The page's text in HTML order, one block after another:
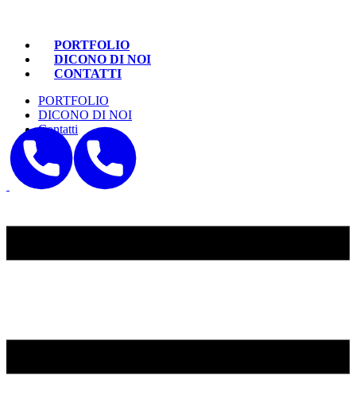
PORTFOLIO
DICONO DI NOI
CONTATTI
PORTFOLIO
DICONO DI NOI
Contatti